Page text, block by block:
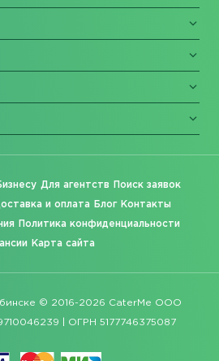
Для агентств Поиск заявок
и оплата Блог Контакты
Политика конфиденциальности
Карта сайта
© 2016-2026 CaterMe ООО
| ОГРН 5177746375087